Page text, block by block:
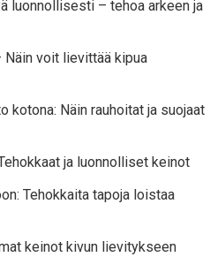
luonnollisesti – tehoa arkeen ja
voit lievittää kipua
kotona: Näin rauhoitat ja suojaat
ja luonnolliset keinot
Tehokkaita tapoja loistaa
keinot kivun lievitykseen